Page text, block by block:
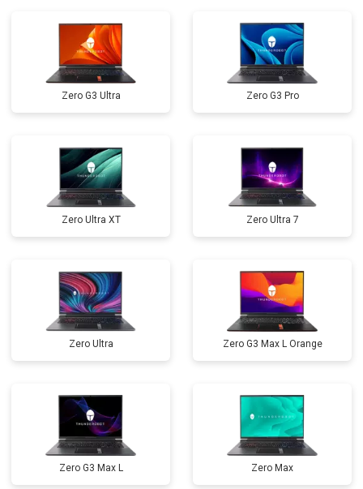
Замена оперативной памяти от 1100 ₽ Заказать
Прошивка BIOS от 1500 ₽ Заказать
Замена северного моста от 3500 ₽
Zero G3 Ultra Zero G3 Pro
Zero Ultra XT Zero Ultra 7
Zero Ultra Zero G3 Max L Orange
Zero G3 Max L Zero Max